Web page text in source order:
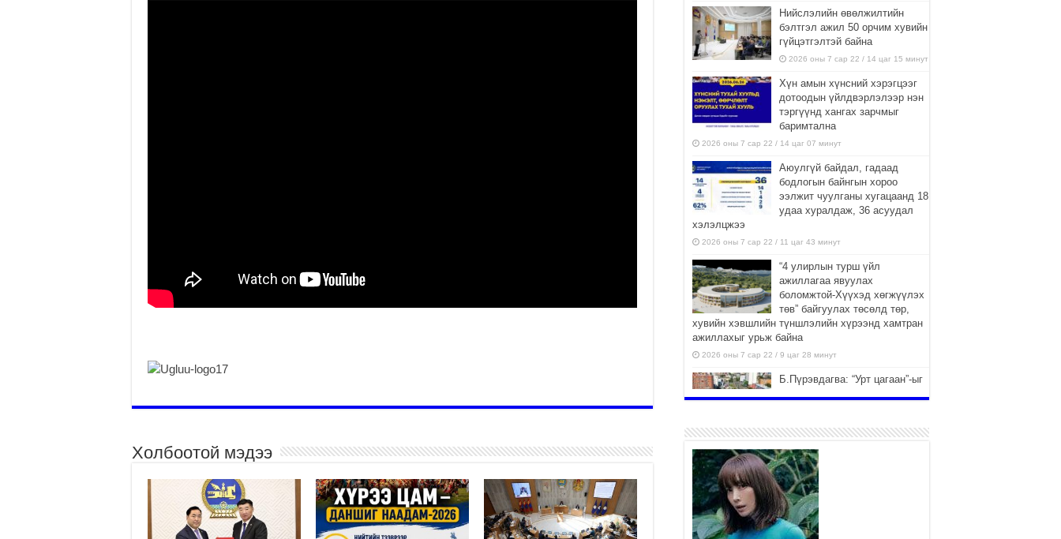
Холбоотой мэдээ
Нийслэлийн өвөлжилтийн
бэлтгэл ажил 50 орчим хувийн
гүйцэтгэлтэй байна
2026 оны 7 сар 22 / 14 цаг 15 минут
Хүн амын хүнсний хэрэгцээг
дотоодын үйлдвэрлэлээр нэн
тэргүүнд хангах зарчмыг
баримтална
2026 оны 7 сар 22 / 14 цаг 07 минут
Аюулгүй байдал, гадаад
бодлогын байнгын хороо
ээлжит чуулганы хугацаанд 18
удаа хуралдаж, 36 асуудал
хэлэлцжээ
2026 оны 7 сар 22 / 11 цаг 43 минут
“4 улирлын турш үйл
ажиллагаа явуулах
боломжтой-Хүүхэд хөгжүүлэх
төв” байгуулах төсөлд төр,
хувийн хэвшлийн түншлэлийн хүрээнд хамтран
ажиллахыг урьж байна
2026 оны 7 сар 22 / 9 цаг 28 минут
Б.Пүрэвдагва: “Урт цагаан”-ыг
2026 оны 7 сар 21 / 16 цаг 47 минут
Тусгай замын автобус /BRT/
төслийн удирдах хорооны
ээлжит хуралдаан боллоо
2026 оны 7 сар 21 / 16 цаг 43 минут
Ерөнхий сайд Н.Учрал БНХАУ-